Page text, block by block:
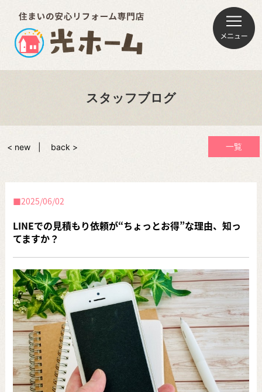
スタッフブログ
一覧
< new back >
2025/06/02
LINEでの見積もり依頼が“ちょっとお得”な理由、知っ
てますか？